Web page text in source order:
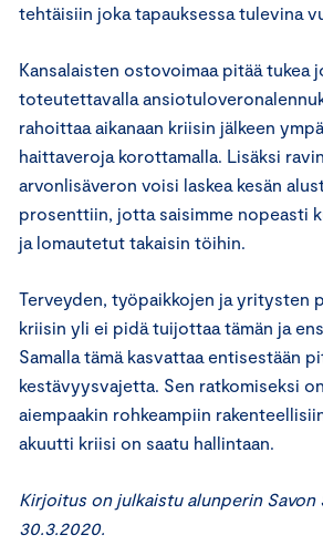
tehtäisiin joka tapauksessa tulevina
Kansalaisten ostovoimaa pitää tukea
toteutettavalla
rahoittaa aikanaan kriisin jälkeen
haittaveroja korottamalla. Lisäksi
arvonlisäveron voisi laskea kesän
prosenttiin, jotta saisimme nopeasti
ja lomautetut takaisin töihin.
Terveyden, työpaikkojen ja yritysten
kriisin yli ei pidä tuijottaa tämän ja
Samalla tämä kasvattaa entisestään
kestävyysvajetta. Sen ratkomiseksi
aiempaakin rohkeampiin
akuutti kriisi on saatu hallintaan.
Kirjoitus on julkaistu alunperin Savon
30.3.2020.